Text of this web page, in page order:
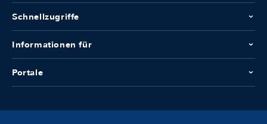
Schnellzugriffe
Informationen für
Portale